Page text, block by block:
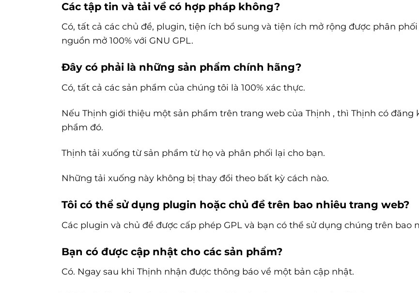
Các tập tin và tải về có hợp pháp không?
Có, tất cả các chủ đề, plugin, tiện ích bổ sung và tiện ích mở rộng được phân
nguồn mở 100% với GNU GPL.
Đây có phải là những sản phẩm chính hãng?
Có, tất cả các sản phẩm của chúng tôi là 100% xác thực.
Nếu Thịnh giới thiệu một sản phẩm trên trang web của Thịnh , thì Thịnh có đăng
phẩm đó.
Thịnh tải xuống từ sản phẩm từ họ và phân phối lại cho bạn.
Những tải xuống này không bị thay đổi theo bất kỳ cách nào.
Tôi có thể sử dụng plugin hoặc chủ đề trên bao nhiêu trang web?
Các plugin và chủ đề được cấp phép GPL và bạn có thể sử dụng chúng trên bao
Bạn có được cập nhật cho các sản phẩm?
Có. Ngay sau khi Thịnh nhận được thông báo về một bản cập nhật.